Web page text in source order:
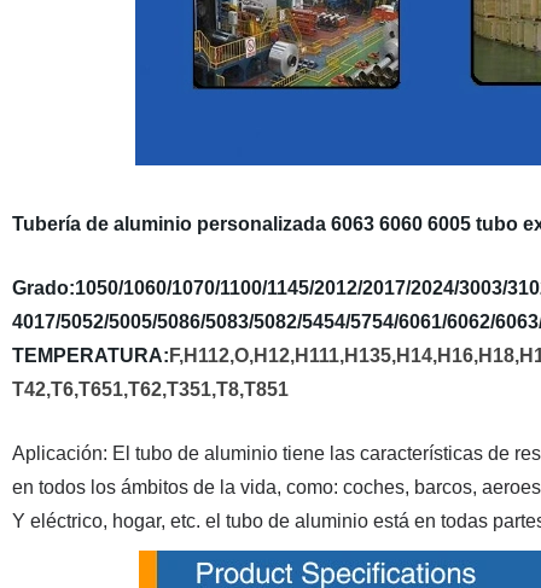
Tubería de aluminio personalizada 6063 6060 6005 tubo
Grado:1050/1060/1070/1100/1145/2012/2017/2024/3003/
4017/5052/5005/5086/5083/5082/5454/5754/6061/6062/
TEMPERATURA:
T42,T6,T651,T62,T351,T8,T851
Aplicación: El tubo de aluminio tiene las características de
en todos los ámbitos de la vida, como: coches, barcos,
Y eléctrico, hogar, etc. el tubo de aluminio está en todas